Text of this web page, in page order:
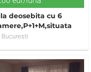
deosebita cu 6
5 minute de
Bucuresti